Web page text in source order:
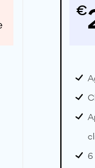
€
6